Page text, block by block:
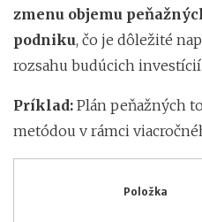
zmenu objemu
podniku, čo je dôležité
rozsahu budúcich investícií
Príklad: Plán peňažných
metódou v rámci
Položka